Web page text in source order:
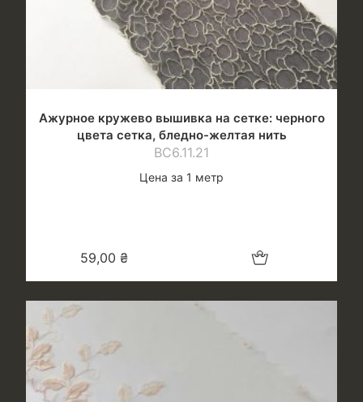
Ажурное кружево вышивка на сетке: черного
цвета сетка, бледно-желтая нить
ВС6.11.21
Цена за 1 метр
59,00 ₴ Добавить в корзину